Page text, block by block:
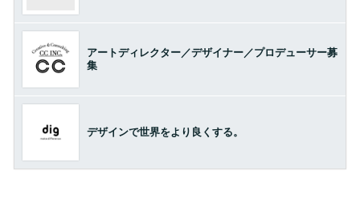
アートディレクター／デザイナー／プロデューサー募
集
デザインで世界をより良くする。